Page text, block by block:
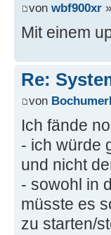
von wbf900xr
Mit einem
Re:
von
Ich fände
- ich würde
und nicht
- sowohl in
müsste es
zu starten/